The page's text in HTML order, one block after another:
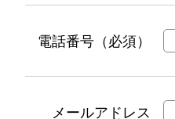
電話番号（必須）
メールアドレス